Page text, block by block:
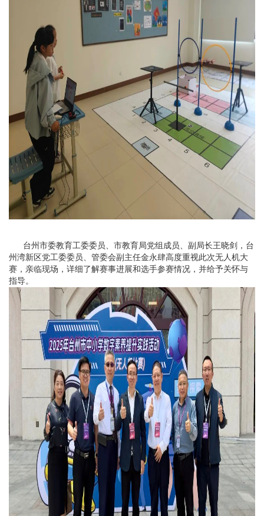
台州市委教育工委委员、 市教育局党组成员、副局长王晓剑，台
州湾新区党工委委员、管委会副主任金永肆高度重视此次无人机大
赛，亲临现场，详细了解赛事进展和选手参赛情况，并给予关怀与
指导。